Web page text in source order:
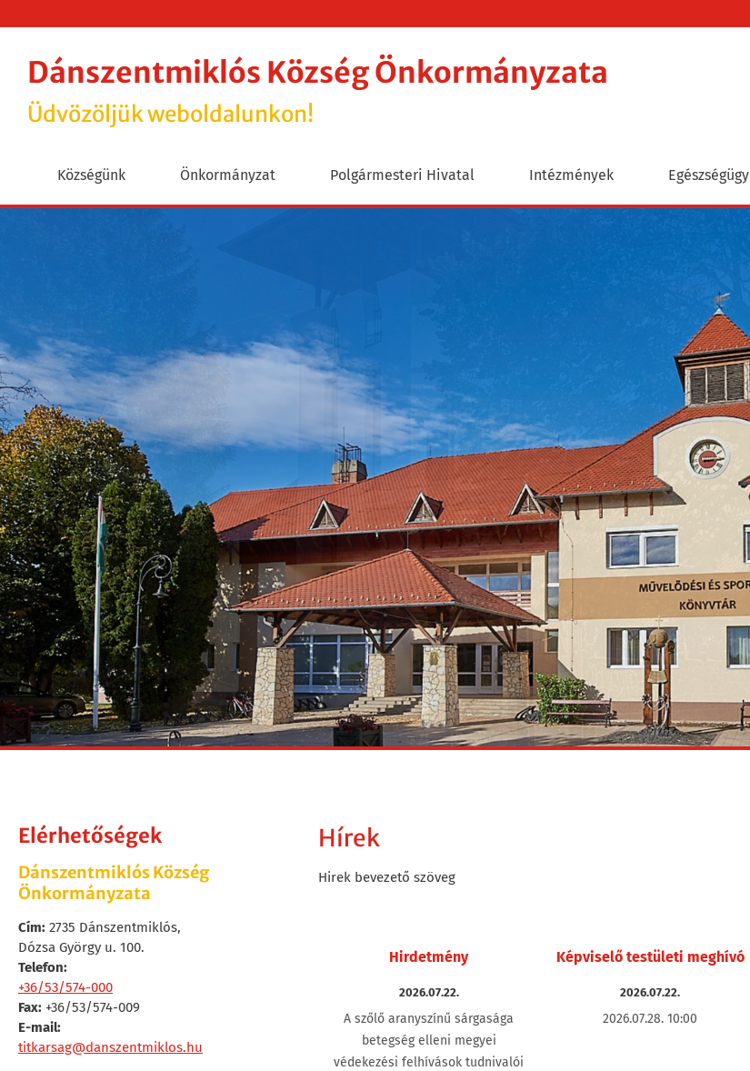
Dánszentmiklós Község Önkormányzata
Üdvözöljük weboldalunkon!
Községünk Önkormányzat Polgármesteri Hivatal Intézmények Egészségügy
Elérhetőségek
Dánszentmiklós Község
Önkormányzata
Cím: 2735 Dánszentmiklós,
Dózsa György u. 100.
Telefon:
+36/53/574-000
Fax: +36/53/574-009
E-mail:
titkarsag@danszentmiklos.hu
Hírek
Hirek bevezető szöveg
Hirdetmény
2026.07.22.
A szőlő aranyszínű sárgasága
betegség elleni megyei
védekezési felhívások tudnivalói
Képviselő testületi meghívó
2026.07.22.
2026.07.28. 10:00